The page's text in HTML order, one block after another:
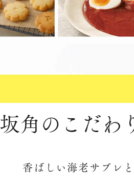
坂角のこだわ
香ばしい海老サブレ